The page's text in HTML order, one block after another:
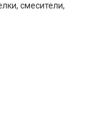
смесители,